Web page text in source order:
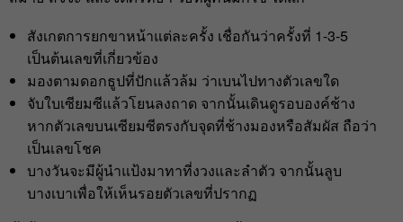
สังเกตการยกขาหน้าแต่ละครั้ง เชื่อกันว่าครั้งที่ 1-3-5
เป็นต้นเลขที่เกี่ยวข้อง
มองตามดอกธูปที่ปักแล้วล้ม ว่าเบนไปทางตัวเลขใด
จับใบเซียมซีแล้วโยนลงถาด จากนั้นเดินดูรอบองค์ช้าง
หากตัวเลขบนเซียมซีตรงกับจุดที่ช้างมองหรือสัมผัส ถือว่า
เป็นเลขโชค
บางวันจะมีผู้นำแป้งมาทาที่งวงและลำตัว จากนั้นลูบ
บางเบาเพื่อให้เห็นรอยตัวเลขที่ปรากฏ